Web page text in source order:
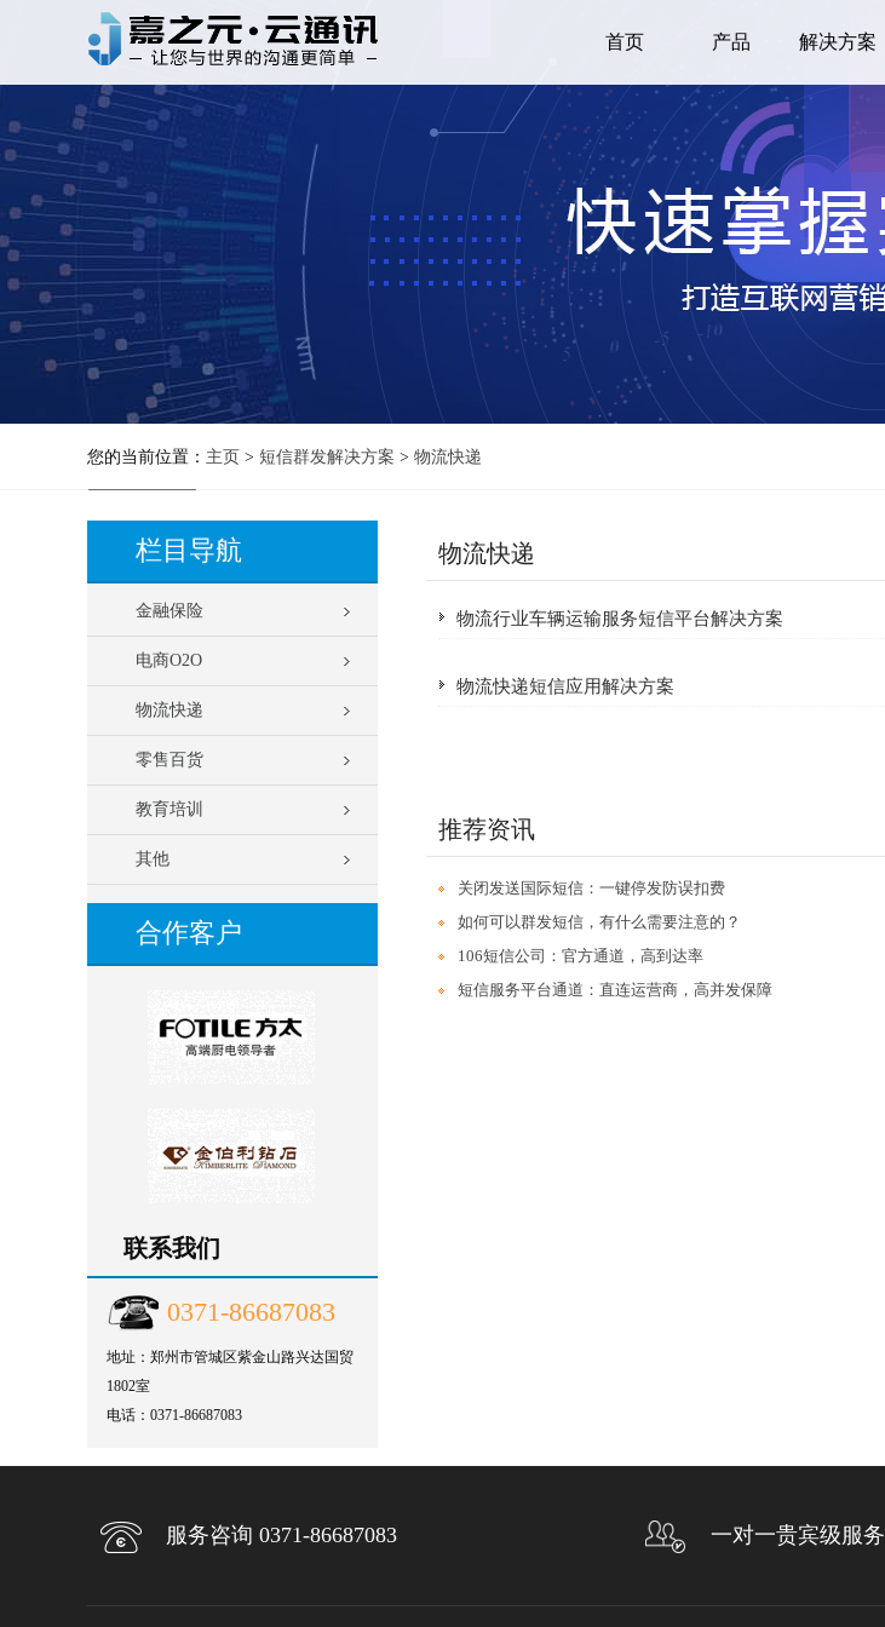
首页 产品 解决方案
您的当前位置： 主页 > 短信群发解决方案 > 物流快递
栏目导航
金融保险
电商O2O
物流快递
零售百货
教育培训
其他
合作客户
联系我们
0371-86687083
地址：郑州市管城区紫金山路兴达国贸
1802室
电话：0371-86687083
物流快递
物流行业车辆运输服务短信平台解决方案
物流快递短信应用解决方案
推荐资讯
关闭发送国际短信：一键停发防误扣费
如何可以群发短信，有什么需要注意的？
106短信公司：官方通道，高到达率
短信服务平台通道：直连运营商，高并发保障
服务咨询 0371-86687083 一对一贵宾级服务